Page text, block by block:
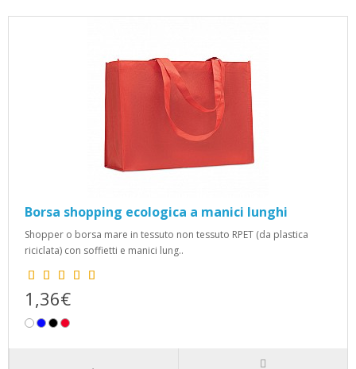
Borsa shopping ecologica a manici lunghi
Shopper o borsa mare in tessuto non tessuto RPET (da plastica
riciclata) con soffietti e manici lung..
1,36€